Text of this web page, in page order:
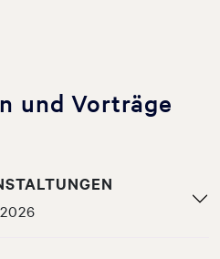
und Vorträge